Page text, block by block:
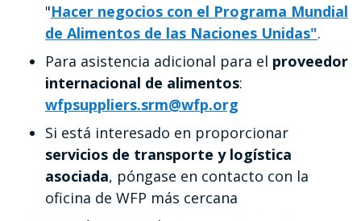
"Hacer negocios con el Programa Mundial
de Alimentos de las Naciones Unidas".
Para asistencia adicional para el proveedor
internacional de alimentos:
wfpsuppliers.srm@wfp.org
Si está interesado en proporcionar
servicios de transporte y logística
asociada, póngase en contacto con la
oficina de WFP más cercana